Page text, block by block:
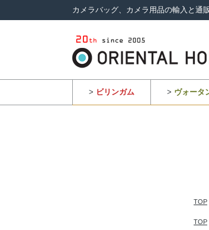
カメラバッグ、カメラ用品の輸入と通
> ビリンガム > ヴォータ
TOP
TOP